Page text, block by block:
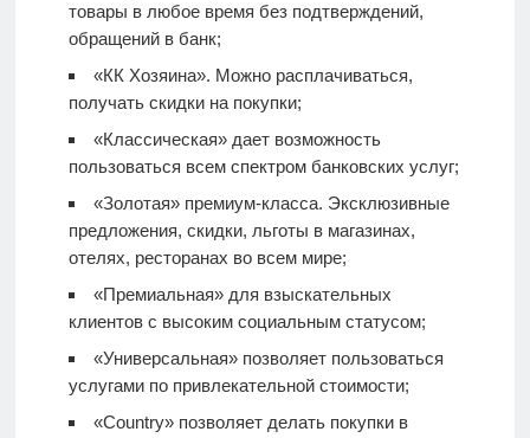
товары в любое время без подтверждений,
обращений в банк;
«КК Хозяина». Можно расплачиваться,
получать скидки на покупки;
«Классическая» дает возможность
пользоваться всем спектром банковских услуг;
«Золотая» премиум-класса. Эксклюзивные
предложения, скидки, льготы в магазинах,
отелях, ресторанах во всем мире;
«Премиальная» для взыскательных
клиентов с высоким социальным статусом;
«Универсальная» позволяет пользоваться
услугами по привлекательной стоимости;
«Country» позволяет делать покупки в